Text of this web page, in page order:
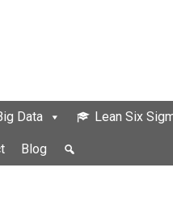
Data Lean Six
Blog